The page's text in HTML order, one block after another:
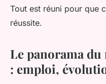
Tout est réuni pour que
réussite.
Le panorama
: emploi,